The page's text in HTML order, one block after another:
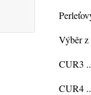
Výběr z
CUR3
CUR4